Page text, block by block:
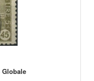
Globale